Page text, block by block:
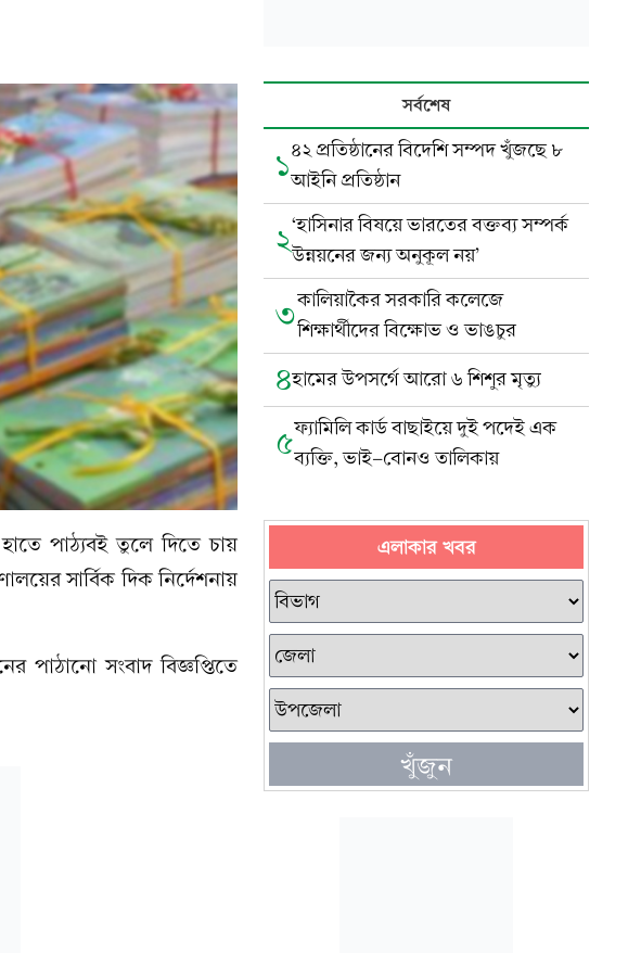
পাঠ্যবই তুলে দিতে চায়
সার্বিক দিক নির্দেশনায়
পাঠানো সংবাদ বিজ্ঞপ্তিতে
সর্বশেষ
১৪২ প্রতিষ্ঠানের বিদেশি সম্পদ খুঁজছে ৮
আইনি প্রতিষ্ঠান
২‘হাসিনার বিষয়ে ভারতের বক্তব্য সম্পর্ক
উন্নয়নের জন্য অনুকূল নয়’
৩কালিয়াকৈর সরকারি কলেজে
শিক্ষার্থীদের বিক্ষোভ ও ভাঙচুর
৪হামের উপসর্গে আরো ৬ শিশুর মৃত্যু
৫ফ্যামিলি কার্ড বাছাইয়ে দুই পদেই এক
ব্যক্তি, ভাই-বোনও তালিকায়
এলাকার খবর
খুঁজুন